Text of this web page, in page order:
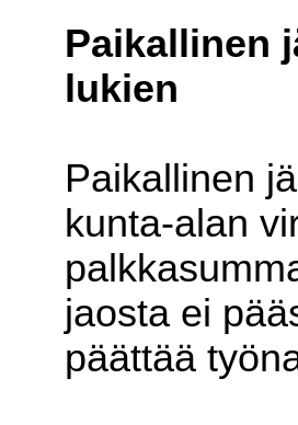
Paikallinen
lukien
Paikallinen
kunta-alan
jaosta ei
päättää